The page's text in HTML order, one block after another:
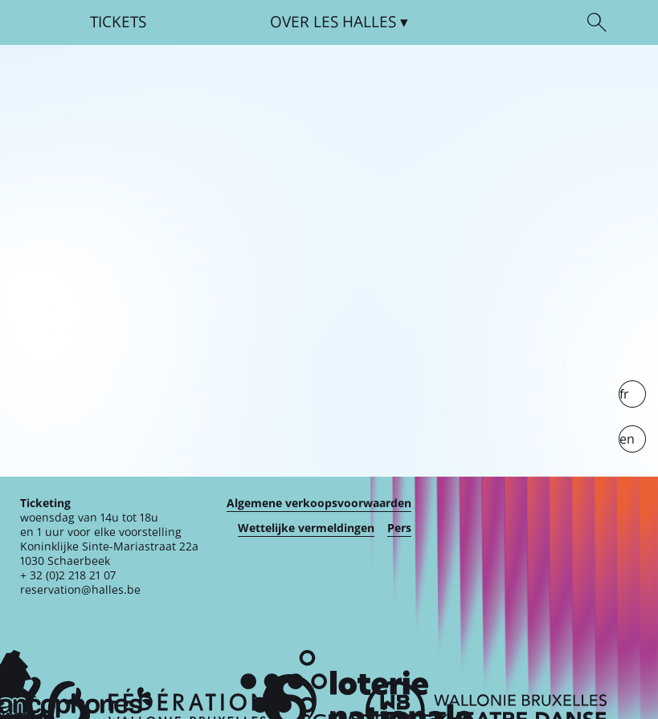
TICKETS OVER LES HALLES
fr
en
Ticketing
woensdag van 14u tot 18u
en 1 uur voor elke voorstelling
Koninklijke Sinte-Mariastraat 22a
1030 Schaerbeek
+ 32 (0)2 218 21 07
reservation@halles.be
Algemene verkoopsvoorwaarden
Wettelijke vermeldingen
Pers